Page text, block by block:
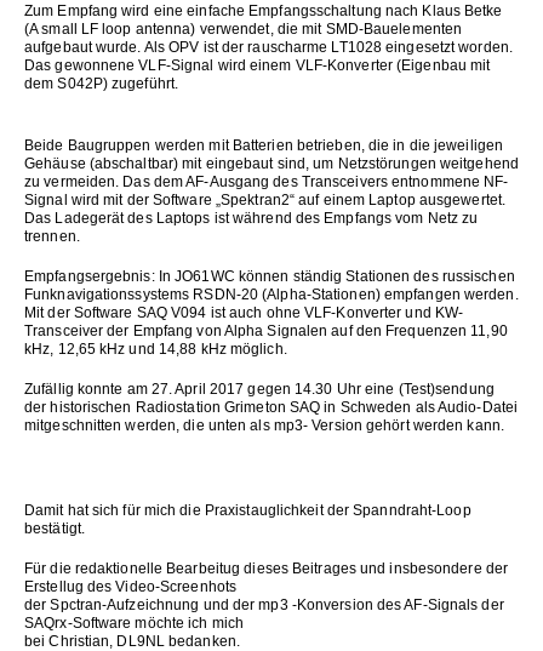
Zum Empfang wird eine einfache Empfangsschaltung nach Klaus Betke
(A small LF loop antenna) verwendet, die mit SMD-Bauelementen
aufgebaut wurde. Als OPV ist der rauscharme LT1028 eingesetzt worden.
Das gewonnene VLF-Signal wird einem VLF-Konverter (Eigenbau mit
dem S042P) zugeführt.
Beide Baugruppen werden mit Batterien betrieben, die in die jeweiligen
Gehäuse (abschaltbar) mit eingebaut sind, um Netzstörungen weitgehend
zu vermeiden. Das dem AF-Ausgang des Transceivers entnommene NF-
Signal wird mit der Software „Spektran2“ auf einem Laptop ausgewertet.
Das Ladegerät des Laptops ist während des Empfangs vom Netz zu
trennen.
Empfangsergebnis: In JO61WC können ständig Stationen des russischen
Funknavigationssystems RSDN-20 (Alpha-Stationen) empfangen werden.
Mit der Software SAQ V094 ist auch ohne VLF-Konverter und KW-
Transceiver der Empfang von Alpha Signalen auf den Frequenzen 11,90
kHz, 12,65 kHz und 14,88 kHz möglich.
Zufällig konnte am 27. April 2017 gegen 14.30 Uhr eine (Test)sendung
der historischen Radiostation Grimeton SAQ in Schweden als Audio-Datei
mitgeschnitten werden, die unten als mp3- Version gehört werden kann.
Damit hat sich für mich die Praxistauglichkeit der Spanndraht-Loop
bestätigt.
Für die redaktionelle Bearbeitug dieses Beitrages und insbesondere der
Erstellug des Video-Screenhots
der Spctran-Aufzeichnung und der mp3 -Konversion des AF-Signals der
SAQrx-Software möchte ich mich
bei Christian, DL9NL bedanken.